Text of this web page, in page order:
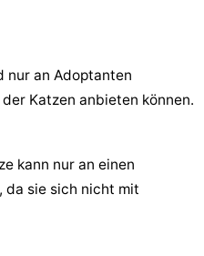
nur an Adoptanten
Katzen anbieten können.
kann nur an einen
da sie sich nicht mit